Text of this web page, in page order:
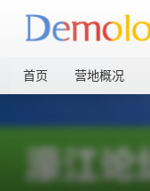
首页 营地概况